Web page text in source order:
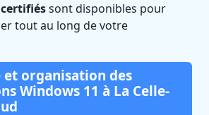
sont disponibles pour
tout au long de votre
et organisation des
Windows 11 à La Celle-